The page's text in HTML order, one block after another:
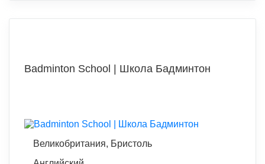
Badminton School | Школа Бадминтон
Великобритания, Бристоль